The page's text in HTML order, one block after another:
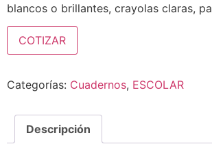
blancos o brillantes, crayolas claras,
COTIZAR
Categorías: Cuadernos, ESCOLAR
Descripción